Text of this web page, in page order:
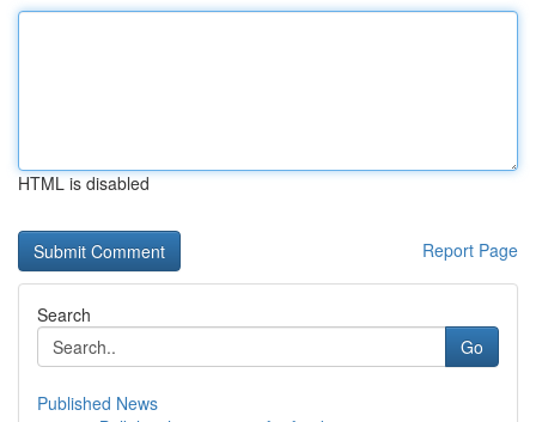
HTML is disabled
Report Page
Search
Go
Published News